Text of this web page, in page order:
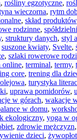
, rośliny egzotyczne,
wieczorna, rytm
, skład produktów
rodzinne,
, struktury danych, styl
suszone kwiaty, Svelte,
, szlaki rowerowe
online, terminal, termy,
core, trening dla
, turystyka
, uprawa pomidorów,
w górach, wakacje
w domu,
ekologiczny, yoga w
, zdrowie mężczyzn,
dzieci, żywopłot